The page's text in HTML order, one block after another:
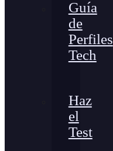
Guía
de
Perfiles
Tech
Haz
el
Test